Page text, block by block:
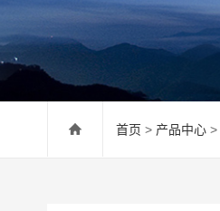
首页 > 产品中心 >